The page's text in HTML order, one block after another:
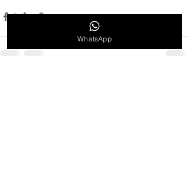
WhatsApp